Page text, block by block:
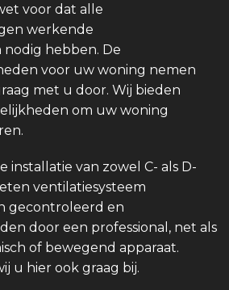
voor dat alle
werkende
hebben. De
voor uw woning nemen
met u door. Wij bieden
om uw woning
installatie van zowel C- als D-
ventilatiesysteem
gecontroleerd en
door een professional, net als
of bewegend apparaat.
u hier ook graag bij.